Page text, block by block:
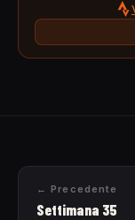
← Precedente
Settimana 35